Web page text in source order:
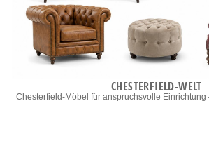
CHESTERFIELD-WELT
Chesterfield-Möbel für anspruchsvolle Einrichtung